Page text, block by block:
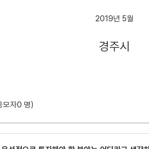
2019년 5월
경주시
자0 명)